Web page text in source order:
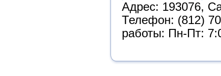
Адрес: 193076,
Телефон: (812)
работы: Пн-Пт: